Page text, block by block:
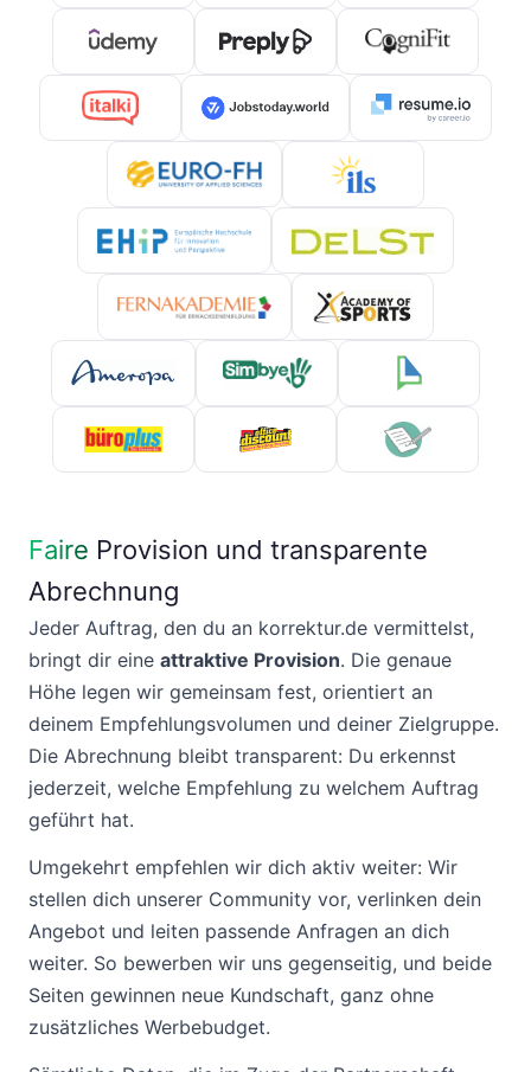
Faire Provision und transparente
Abrechnung
Jeder Auftrag, den du an korrektur.de vermittelst,
bringt dir eine attraktive Provision. Die genaue
Höhe legen wir gemeinsam fest, orientiert an
deinem Empfehlungsvolumen und deiner Zielgruppe.
Die Abrechnung bleibt transparent: Du erkennst
jederzeit, welche Empfehlung zu welchem Auftrag
geführt hat.
Umgekehrt empfehlen wir dich aktiv weiter: Wir
stellen dich unserer Community vor, verlinken dein
Angebot und leiten passende Anfragen an dich
weiter. So bewerben wir uns gegenseitig, und beide
Seiten gewinnen neue Kundschaft, ganz ohne
zusätzliches Werbebudget.